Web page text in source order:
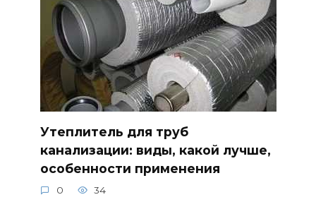
Утеплитель для труб
канализации: виды, какой лучше,
особенности применения
0 34